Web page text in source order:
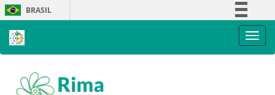
Skip
navigation
BRASIL